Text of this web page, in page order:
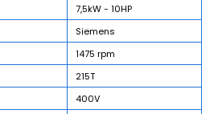
7,5kW - 10HP
Siemens
1475 rpm
215T
400V